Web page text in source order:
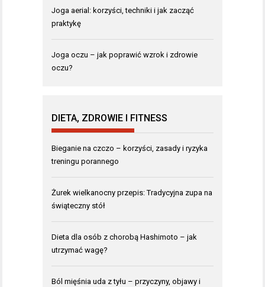
Joga aerial: korzyści, techniki i jak zacząć
praktykę
Joga oczu – jak poprawić wzrok i zdrowie
oczu?
DIETA, ZDROWIE I FITNESS
Bieganie na czczo – korzyści, zasady i ryzyka
treningu porannego
Żurek wielkanocny przepis: Tradycyjna zupa na
świąteczny stół
Dieta dla osób z chorobą Hashimoto – jak
utrzymać wagę?
Ból mięśnia uda z tyłu – przyczyny, objawy i